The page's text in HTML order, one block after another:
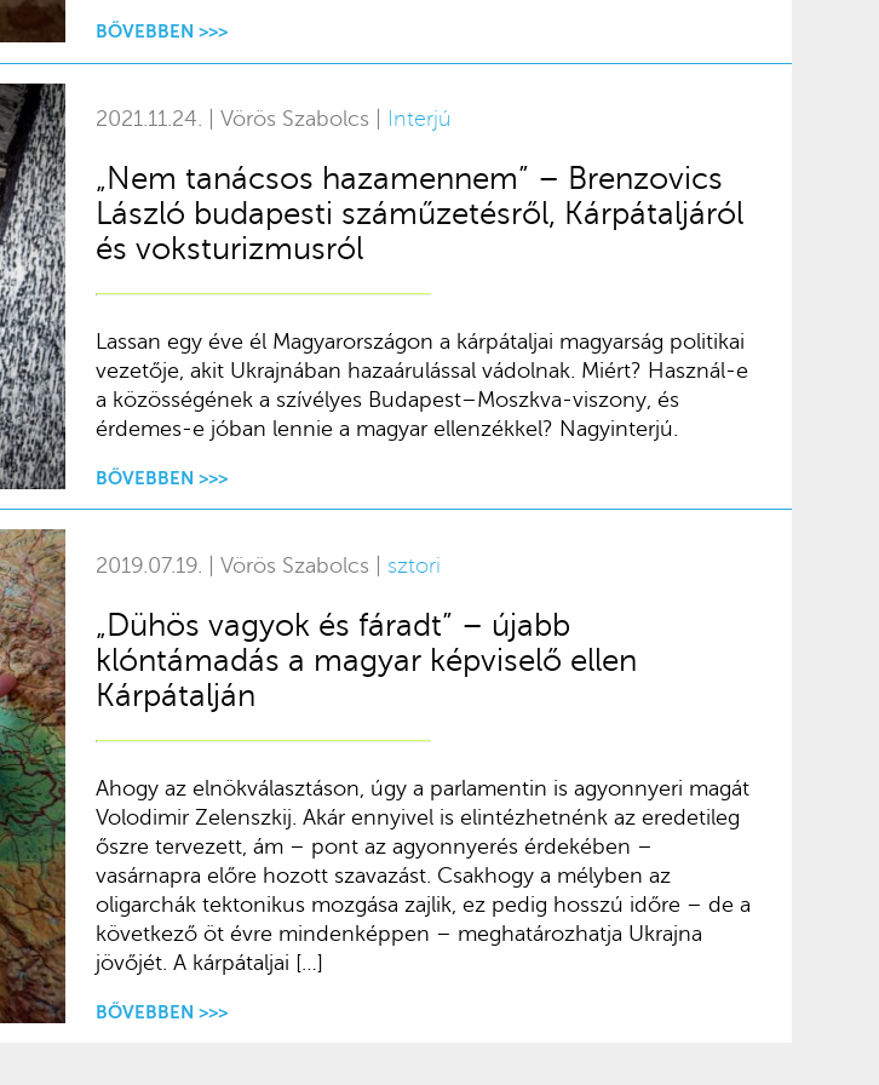
BŐVEBBEN >>>
2021.11.24. | Vörös Szabolcs | Interjú
„Nem tanácsos hazamennem” – Brenzovics
László budapesti száműzetésről, Kárpátaljáról
és voksturizmusról
Lassan egy éve él Magyarországon a kárpátaljai magyarság politikai
vezetője, akit Ukrajnában hazaárulással vádolnak. Miért? Használ-e
a közösségének a szívélyes Budapest–Moszkva-viszony, és
érdemes-e jóban lennie a magyar ellenzékkel? Nagyinterjú.
BŐVEBBEN >>>
2019.07.19. | Vörös Szabolcs | sztori
„Dühös vagyok és fáradt” – újabb
klóntámadás a magyar képviselő ellen
Kárpátalján
Ahogy az elnökválasztáson, úgy a parlamentin is agyonnyeri magát
Volodimir Zelenszkij. Akár ennyivel is elintézhetnénk az eredetileg
őszre tervezett, ám – pont az agyonnyerés érdekében –
vasárnapra előre hozott szavazást. Csakhogy a mélyben az
oligarchák tektonikus mozgása zajlik, ez pedig hosszú időre – de a
következő öt évre mindenképpen – meghatározhatja Ukrajna
jövőjét. A kárpátaljai […]
BŐVEBBEN >>>